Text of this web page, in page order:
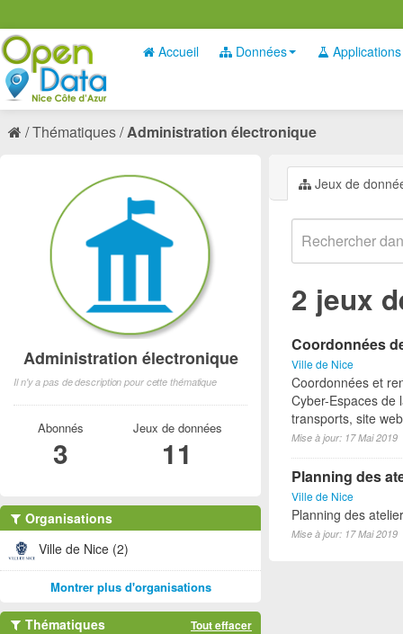
Accueil Données Applications
Thématiques Administration électronique
Jeux de
2 jeux
Coordonnées
Ville de Nice
Coordonnées et
Cyber-Espaces de
transports, site
Mise à jour: 17 Mai 2019
Planning des
Ville de Nice
Planning des
Mise à jour: 17 Mai 2019
Administration électronique
Il n'y a pas de description pour cette thématique
Abonnés
3
Jeux de données
11
Organisations
Ville de Nice (2)
Montrer plus d'organisations
Thématiques Tout effacer